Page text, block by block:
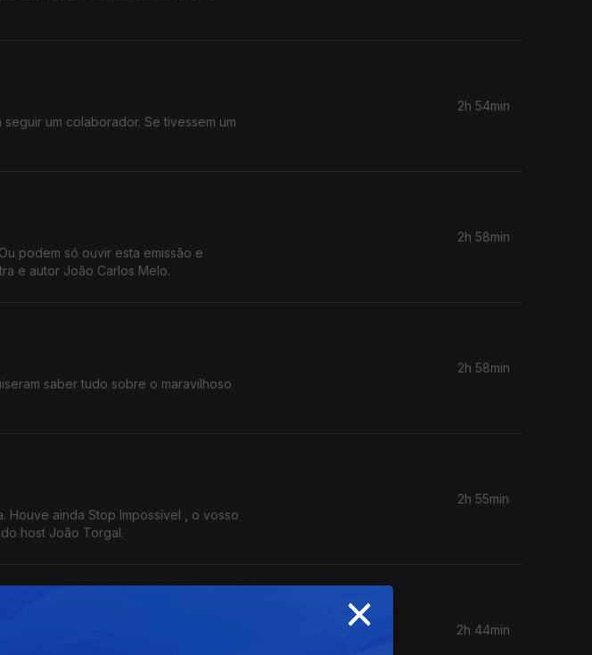
um colaborador. Se tivessem um
2h 54min
podem só ouvir esta emissão e
e autor João Carlos Melo.
2h 58min
saber tudo sobre o maravilhoso
2h 58min
Houve ainda Stop Impossível , o vosso
host João Torgal.
2h 55min
ir ao Paredes de Coura, então não sei.
2h 44min
×